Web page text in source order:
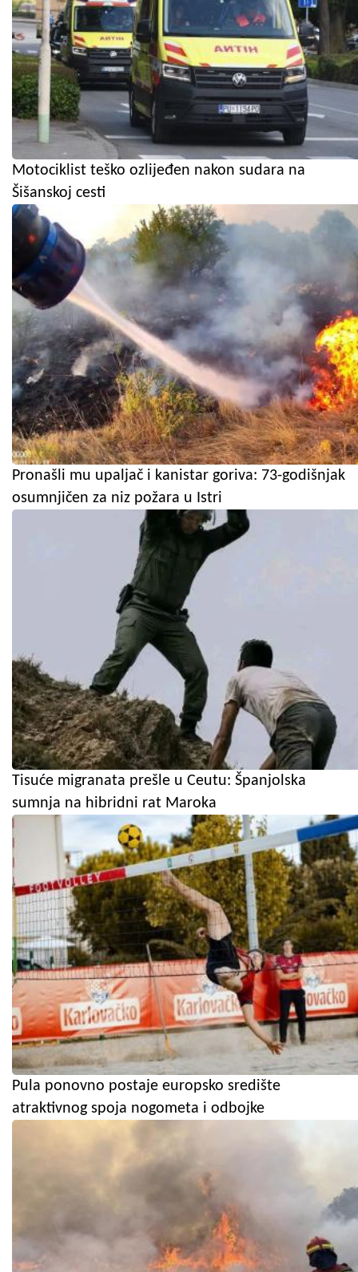
Motociklist teško ozlijeđen nakon sudara na
Šišanskoj cesti
Pronašli mu upaljač i kanistar goriva: 73-godišnjak
osumnjičen za niz požara u Istri
Tisuće migranata prešle u Ceutu: Španjolska
sumnja na hibridni rat Maroka
Pula ponovno postaje europsko središte
atraktivnog spoja nogometa i odbojke